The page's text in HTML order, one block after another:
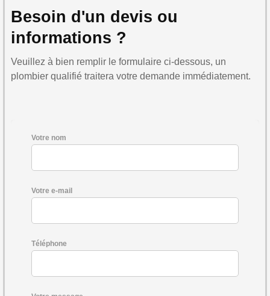
Besoin d'un devis ou
informations ?
Veuillez à bien remplir le formulaire ci-dessous, un
plombier qualifié traitera votre demande immédiatement.
Votre nom
Votre e-mail
Téléphone